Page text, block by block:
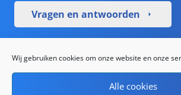
Wij gebruiken cookies om onze website en onze
Alle cookies
Vragen en antwoorden arrow_right
Sociale media